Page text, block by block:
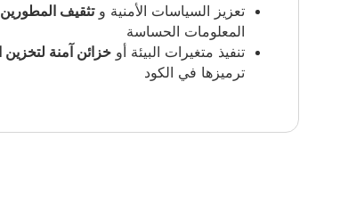
تعزيز السياسات الأمنية وتثقيف
المعلومات الحساسة
تنفيذ متغيرات البيئة أو خزائن آمنة لتخزين
ترميزها في الكود